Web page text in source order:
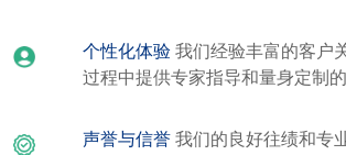
个性化体验 我们经验丰富的客户
过程中提供专家指导和量身定制的
声誉与信誉 我们的良好往绩和专